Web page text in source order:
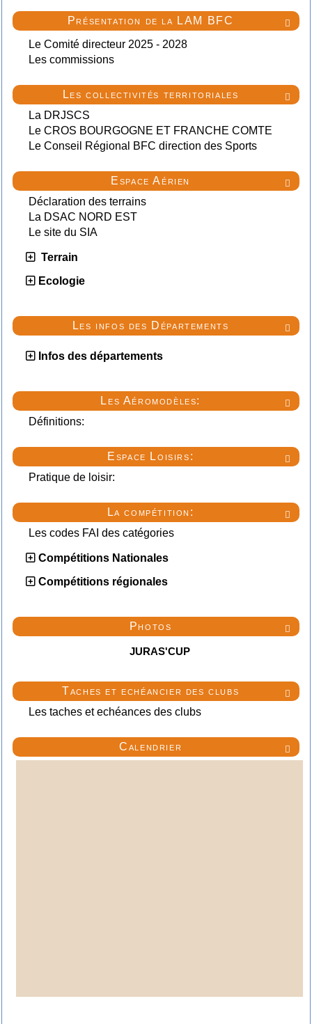

Présentation de la LAM BFC
Le Comité directeur 2025 - 2028
Les commissions

Les collectivités territoriales
La DRJSCS
Le CROS BOURGOGNE ET FRANCHE COMTE
Le Conseil Régional BFC direction des Sports

Espace Aérien
Déclaration des terrains
La DSAC NORD EST
Le site du SIA
Terrain
Ecologie

Les infos des Départements
Infos des départements

Les Aéromodèles:
Définitions:

Espace Loisirs:
Pratique de loisir:

La compétition:
Les codes FAI des catégories
Compétitions Nationales
Compétitions régionales

Photos
JURAS'CUP

Taches et echéancier des clubs
Les taches et echéances des clubs

Calendrier